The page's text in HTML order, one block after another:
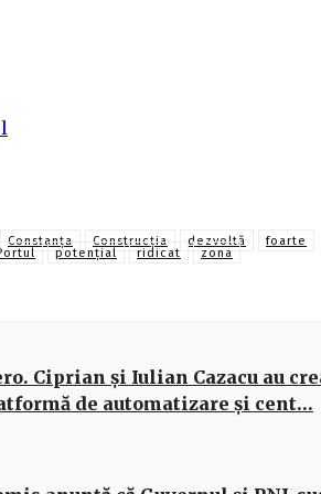
Constanţa Construcţia dezvoltă
foarte
potenţial ridicat zona
Ciprian şi Iulian Cazacu au
de automatizare şi cent…